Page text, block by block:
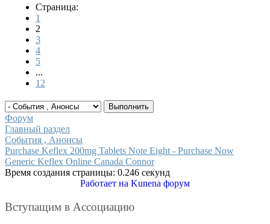
Страница:
1
2
3
4
5
...
12
Форум
Главный раздел
События , Анонсы
Purchase Keflex 200mg Tablets Note Eight - Purchase Now
Generic Keflex Online Canada Connor
Время создания страницы: 0.246 секунд
Работает на Kunena форум
Вступащим в Ассоциацию